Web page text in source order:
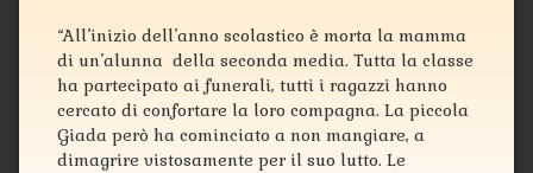
“All’inizio dell’anno scolastico è morta la mamma
di un’alunna della seconda media. Tutta la classe
ha partecipato ai funerali, tutti i ragazzi hanno
cercato di confortare la loro compagna. La piccola
Giada però ha cominciato a non mangiare, a
dimagrire vistosamente per il suo lutto. Le